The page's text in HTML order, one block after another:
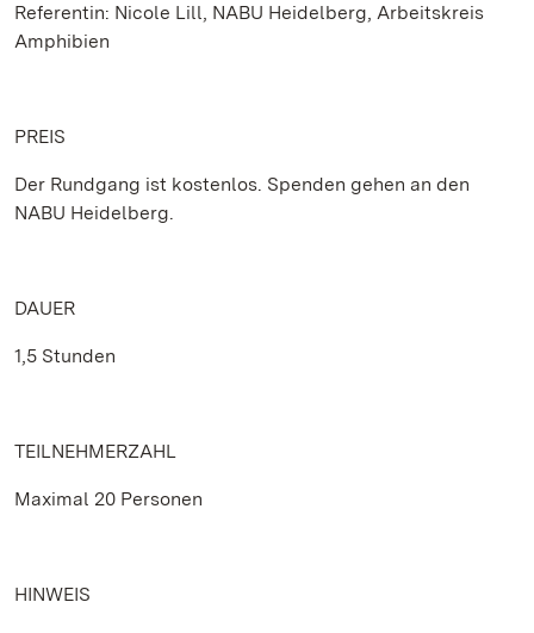
Referentin: Nicole Lill, NABU Heidelberg, Arbeitskreis
Amphibien
PREIS
Der Rundgang ist kostenlos. Spenden gehen an den
NABU Heidelberg.
DAUER
1,5 Stunden
TEILNEHMERZAHL
Maximal 20 Personen
HINWEIS